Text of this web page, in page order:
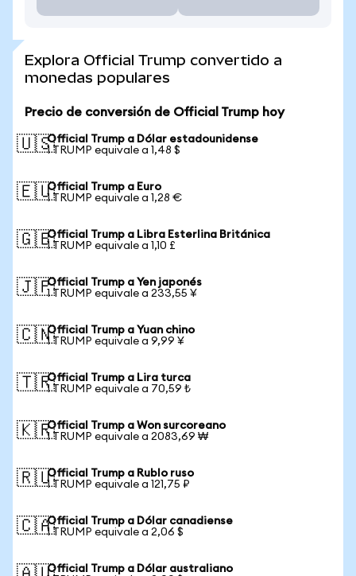
Explora Official Trump convertido a
monedas populares
Precio de conversión de Official Trump hoy
🇺🇸Official Trump a Dólar estadounidense
1 TRUMP equivale a 1,48 $
🇪🇺Official Trump a Euro
1 TRUMP equivale a 1,28 €
🇬🇧Official Trump a Libra Esterlina Británica
1 TRUMP equivale a 1,10 £
🇯🇵Official Trump a Yen japonés
1 TRUMP equivale a 233,55 ¥
🇨🇳Official Trump a Yuan chino
1 TRUMP equivale a 9,99 ¥
🇹🇷Official Trump a Lira turca
1 TRUMP equivale a 70,59 ₺
🇰🇷Official Trump a Won surcoreano
1 TRUMP equivale a 2083,69 ₩
🇷🇺Official Trump a Rublo ruso
1 TRUMP equivale a 121,75 ₽
🇨🇦Official Trump a Dólar canadiense
1 TRUMP equivale a 2,06 $
Official Trump a Dólar australiano